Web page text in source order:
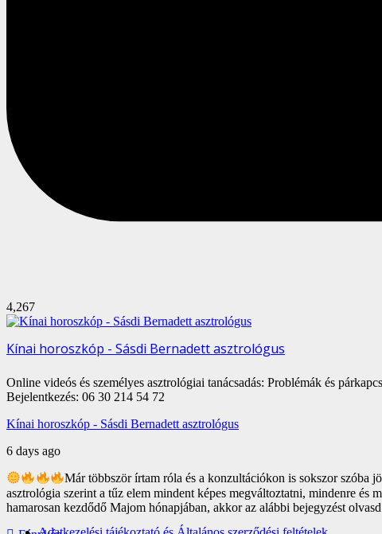
4,267
Kínai horoszkóp - Sásdi Bernadett asztrológus
Online videós és személyes asztrológiai tanácsadás: Problémák és
Bejelentkezés: 06 30 214 54 72
Kínai horoszkóp - Sásdi Bernadett asztrológus
6 days ago
Már többször írtam róla és a konzultációkon is sokszor szóba
asztrológia szerint a tűz elem mindent képes megváltoztatni, mindenre és
hamarosan kezdődő Majom hónapjában, akkor az alábbi bejegyzést